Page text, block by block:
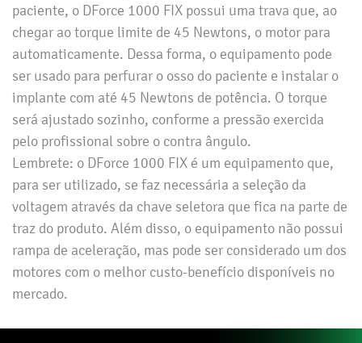
paciente, o DForce 1000 FIX possui uma trava que, ao
chegar ao torque limite de 45 Newtons, o motor para
automaticamente. Dessa forma, o equipamento pode
ser usado para perfurar o osso do paciente e instalar o
implante com até 45 Newtons de potência. O torque
será ajustado sozinho, conforme a pressão exercida
pelo profissional sobre o contra ângulo.
Lembrete: o DForce 1000 FIX é um equipamento que,
para ser utilizado, se faz necessária a seleção da
voltagem através da chave seletora que fica na parte de
traz do produto. Além disso, o equipamento não possui
rampa de aceleração, mas pode ser considerado um dos
motores com o melhor custo-benefício disponíveis no
mercado.